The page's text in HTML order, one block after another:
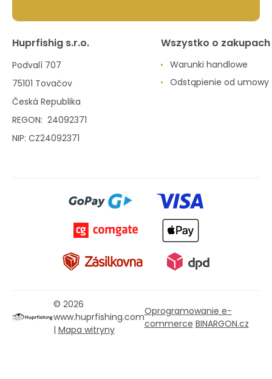
Huprfishig s.r.o.
Podvalí 707
75101 Tovačov
Česká Republika
REGON: 24092371
NIP: CZ24092371
Wszystko o zakupach
Warunki handlowe
Odstąpienie od umowy
© 2026
www.huprfishing.com
| Mapa witryny
Oprogramowanie e-
commerce BINARGON.cz